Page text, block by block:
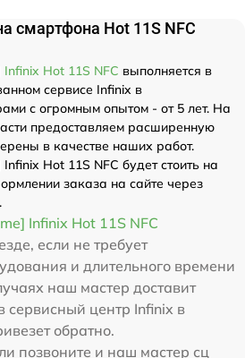
смартфона Hot 11S NFC
Hot 11S NFC выполняется в
сервисе Infinix в
с огромным опытом - от 5 лет. На
предоставляем расширенную
в качестве наших работ.
Hot 11S NFC будет стоить на
заказа на сайте через
Infinix Hot 11S NFC
если не требует
и длительного времени
наш мастер доставит
сервисный центр Infinix в
обратно.
позвоните и наш мастер сц